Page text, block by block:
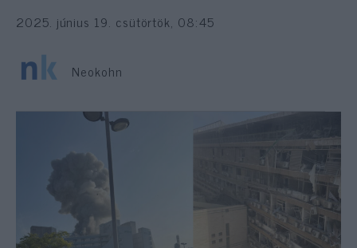
2025. június 19. csütörtök, 08:45
Neokohn